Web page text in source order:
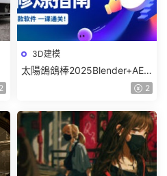
2
3D建模
太陽鴿鴿棒2025Blender+AE
超級修煉指南【畫質高清有部2